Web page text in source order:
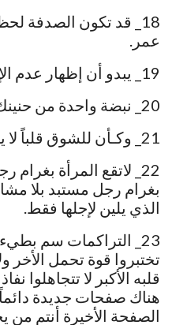
18_ قد تكون الصدفة
عمر.
19_ يبدو أن إظهار عدم الإهتمام ،إهتمام آخر.
20_ نبضة واحدة من حنينك تبعثر كل شيء فيني.
21_ وكـأن للشوق قلباً لا ينبض إلا ليلاً.
22_ لاتقع المرأة
بغرام رجل مستبد بلا
الذي يلين لإجلها فقط.
23_ التراكمات سم
تختبروا قوة تحمل الأخر
قلبه الأكبر لا تتجاهلوا
هناك صفحات جديدة
الصفحة الأخيرة أنتم من